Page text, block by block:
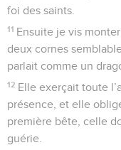
foi des saints.
11 Ensuite je vis
deux cornes
parlait comme un
12 Elle exerçait toute
présence, et elle
première bête, celle
guérie.